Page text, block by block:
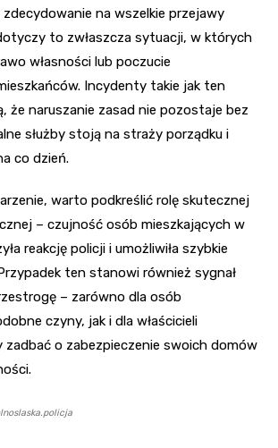
zdecydowanie na wszelkie przejawy
to zwłaszcza sytuacji, w których
własności lub poczucie
Incydenty takie jak ten
że naruszanie zasad nie pozostaje bez
służby stoją na straży porządku i
co dzień.
warto podkreślić rolę skutecznej
– czujność osób mieszkających w
reakcję policji i umożliwiła szybkie
ten stanowi również sygnał
– zarówno dla osób
czyny, jak i dla właścicieli
zadbać o zabezpieczenie swoich domów